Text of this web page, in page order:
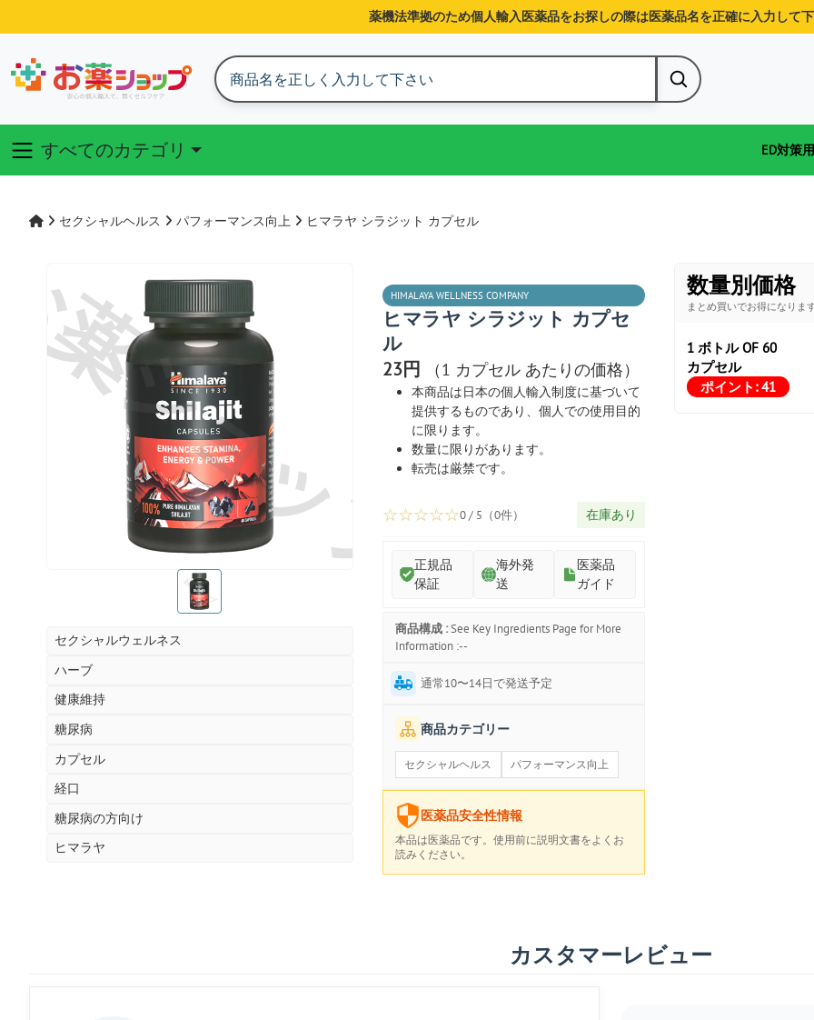
薬機法準拠のため個人輸入医薬品をお探しの際は医薬品名を正確に入力して下
すべてのカテゴリ ED対策
セクシャルヘルス パフォーマンス向上 ヒマラヤ シラジット カプセル
ショップ
お薬ショップ
セクシャルウェルネス
ハーブ
健康維持
糖尿病
カプセル
経口
糖尿病の方向け
ヒマラヤ
HIMALAYA WELLNESS COMPANY
ヒマラヤ シラジット カプセ
ル
23円 （1 カプセル あたりの価格）
本商品は日本の個人輸入制度に基づいて
提供するものであり、個人での使用目的
に限ります。
数量に限りがあります。
転売は厳禁です。
☆☆☆☆☆0 / 5（0件） 在庫あり
正規品
保証
海外発
送
医薬品
ガイド
商品構成 : See Key Ingredients Page for More
Information :--
通常10〜14日で発送予定
商品カテゴリー
セクシャルヘルス パフォーマンス向上
医薬品安全性情報
本品は医薬品です。使用前に説明文書をよくお
読みください。
数量別価格
まとめ買いでお得になりま
1 ボトル OF 60
カプセル
ポイント:41
カスタマーレビュー